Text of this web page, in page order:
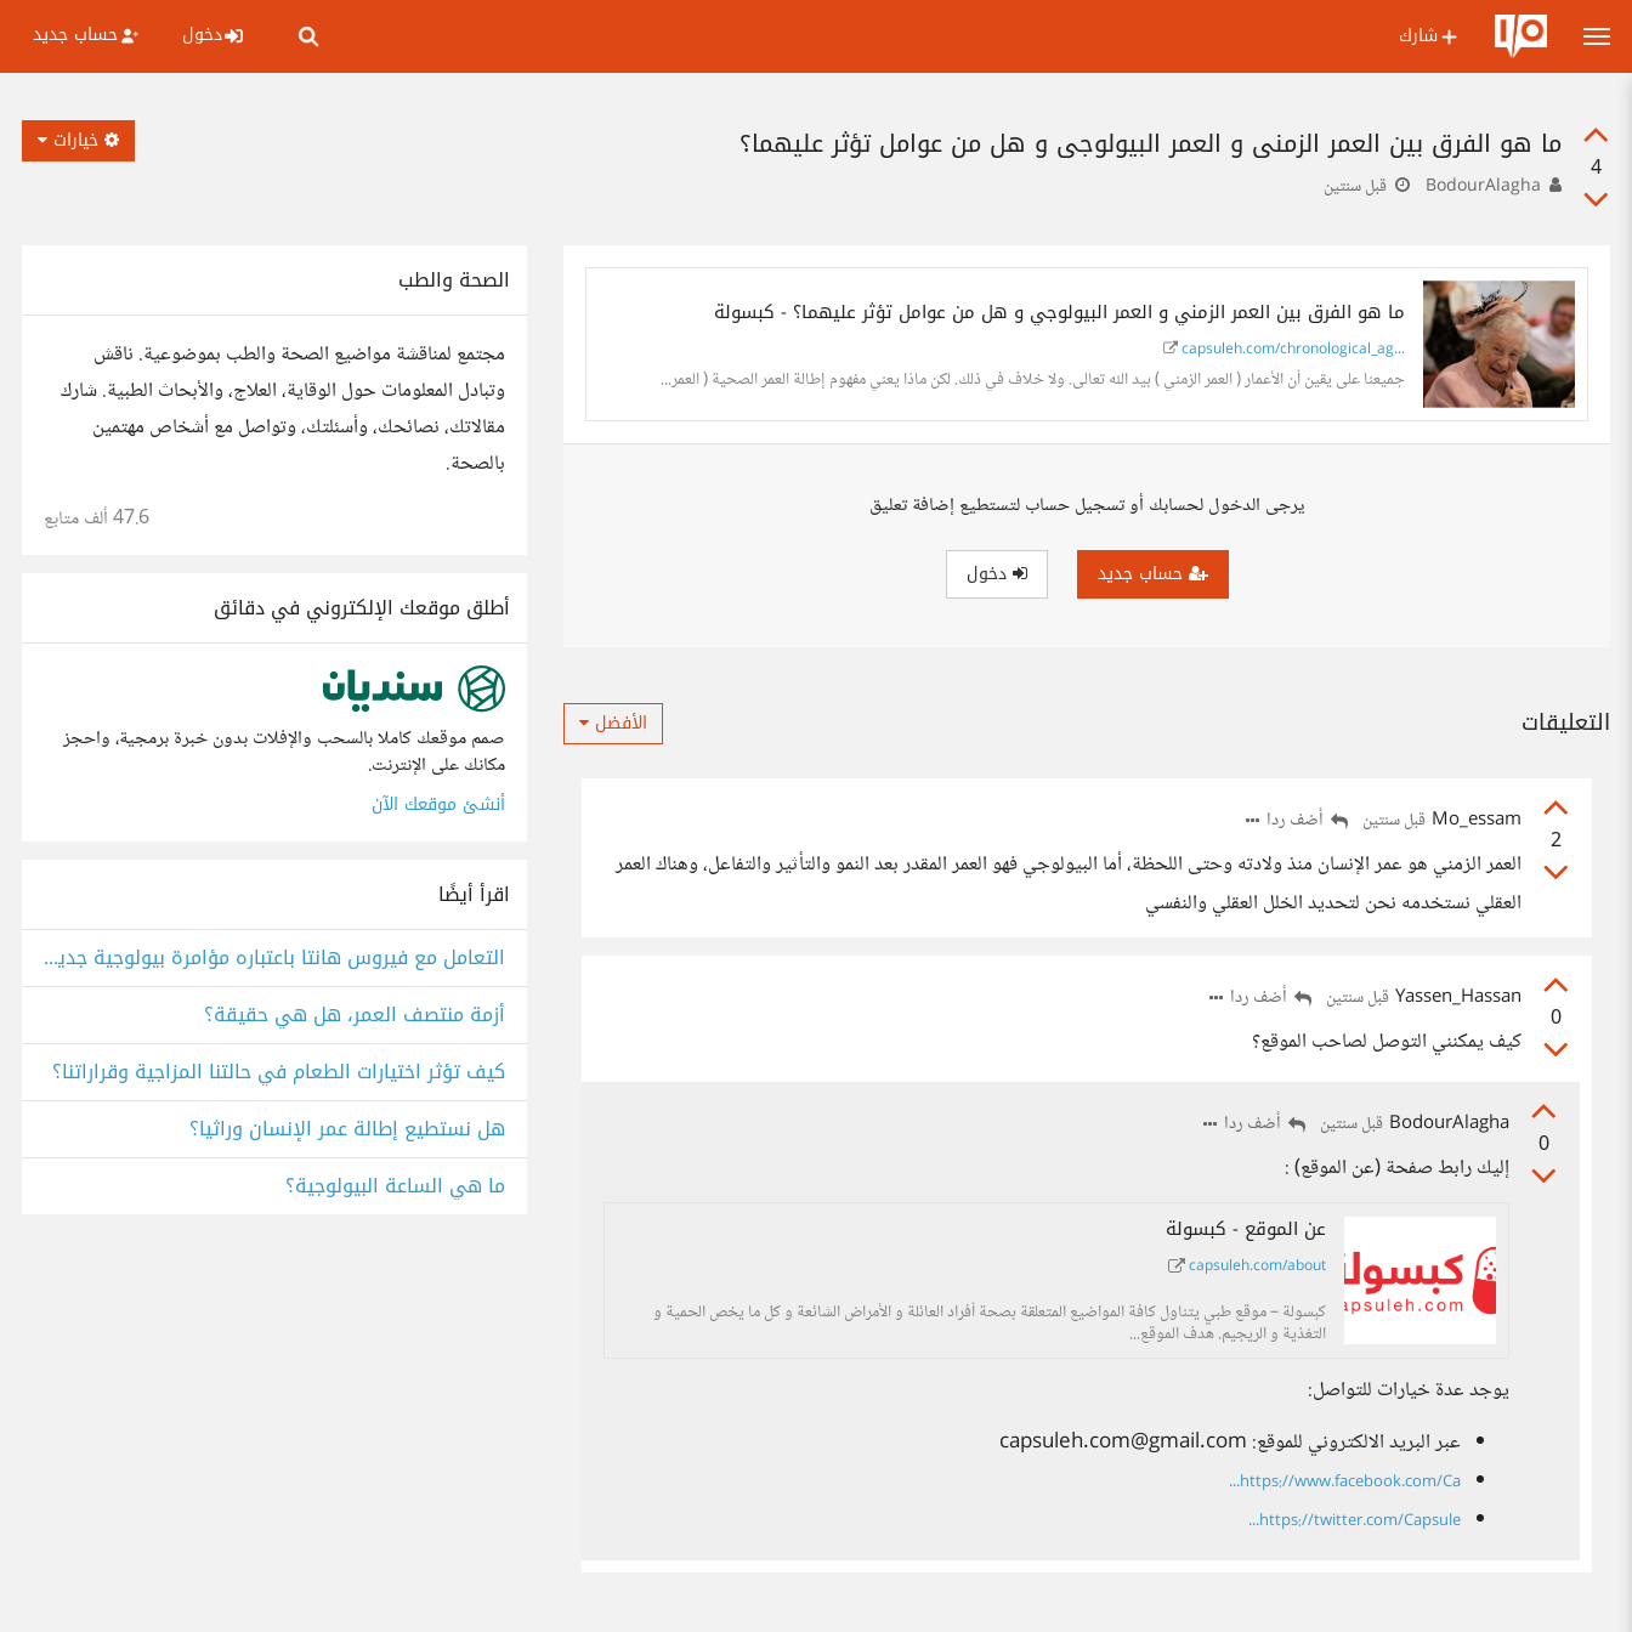
شارك دخول حساب جديد
4
ما هو الفرق بين العمر الزمني و العمر البيولوجي و هل من عوامل تؤثر عليهما؟
قبل سنتين
خيارات
ما هو الفرق بين العمر الزمني و العمر البيولوجي و هل من عوامل تؤثر عليهما؟ - كبسولة
capsuleh.com/chronological_ag...
جميعنا على يقين أن الأعمار ( العمر الزمني ) بيد الله تعالى. ولا خلاف في ذلك. لكن ماذا يعني مفهوم إطالة العمر الصحية ( العمر...
يرجى الدخول لحسابك أو تسجيل حساب لتستطيع إضافة تعليق
حساب جديد دخول
التعليقات الأفضل
2
Mo_essam قبل سنتين أضف ردا
العمر الزمني هو عمر الإنسان منذ ولادته وحتى اللحظة، أما البيولوجي فهو العمر المقدر بعد النمو والتأثير والتفاعل، وهناك العمر
العقلي نستخدمه نحن لتحديد الخلل العقلي والنفسي
0
Yassen_Hassan قبل سنتين أضف ردا
كيف يمكنني التوصل لصاحب الموقع؟
0
BodourAlagha قبل سنتين أضف ردا
إليك رابط صفحة (عن الموقع) :
عن الموقع - كبسولة
capsuleh.com/about
كبسولة – موقع طبي يتناول كافة المواضيع المتعلقة بصحة أفراد العائلة و الأمراض الشائعة و كل ما يخص الحمية و
التغذية و الريجيم. هدف الموقع...
يوجد عدة خيارات للتواصل:
عبر البريد الالكتروني للموقع: capsuleh.com@gmail.com
https://www.facebook.com/Ca...
https://twitter.com/Capsule...
الصحة والطب
مجتمع لمناقشة مواضيع الصحة والطب بموضوعية. ناقش
وتبادل المعلومات حول الوقاية، العلاج، والأبحاث الطبية. شارك
مقالاتك، نصائحك، وأسئلتك، وتواصل مع أشخاص مهتمين
بالصحة.
47.6 ألف متابع
أطلق موقعك الإلكتروني في دقائق
صمم موقعك كاملا بالسحب والإفلات بدون خبرة برمجية، واحجز
مكانك على الإنترنت.
أنشئ موقعك الآن
اقرأ أيضًا
التعامل مع فيروس هانتا باعتباره مؤامرة بيولوجية جديدة
أزمة منتصف العمر، هل هي حقيقة؟
كيف تؤثر اختيارات الطعام في حالتنا المزاجية وقراراتنا؟
هل نستطيع إطالة عمر الإنسان وراثيا؟
ما هي الساعة البيولوجية؟